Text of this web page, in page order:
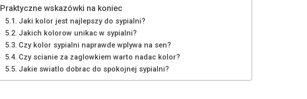
Praktyczne wskazówki na koniec
Jaki kolor jest najlepszy do sypialni?
Jakich kolorow unikac w sypialni?
Czy kolor sypialni naprawde wplywa na sen?
Czy scianie za zaglowkiem warto nadac kolor?
Jakie swiatlo dobrac do spokojnej sypialni?